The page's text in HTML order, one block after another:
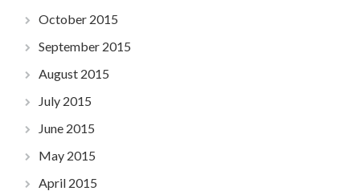
October 2015
September 2015
August 2015
July 2015
June 2015
May 2015
April 2015